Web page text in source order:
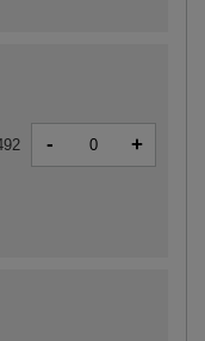
- +